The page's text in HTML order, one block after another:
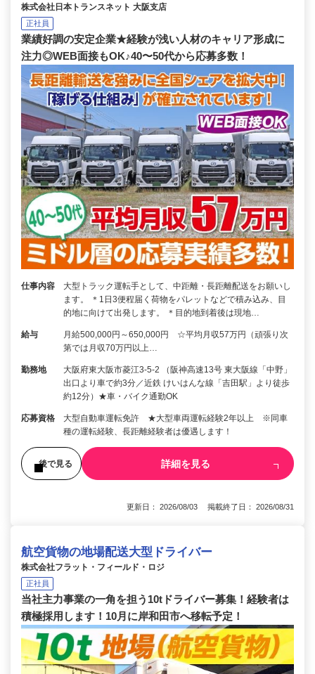
株式会社日本トランスネット 大阪支店
正社員
業績好調の安定企業★経験が浅い人材のキャリア形成に
注力◎WEB面接もOK♪40〜50代から応募多数！
仕事内容
大型トラック運転手として、中距離・長距離配送をお願いし
ます。 ＊1日3便程届く荷物をパレットなどで積み込み、目
的地に向けて出発します。 ＊目的地到着後は現地…
給与
月給500,000円～650,000円 ☆平均月収57万円（頑張り次
第では月収70万円以上…
勤務地
大阪府東大阪市菱江3-5-2 （阪神高速13号 東大阪線「中野」
出口より車で約3分／近鉄 けいはんな線「吉田駅」より徒歩
約12分）★車・バイク通勤OK
応募資格
大型自動車運転免許 ★大型車両運転経験2年以上 ※同車
種の運転経験、長距離経験者は優遇します！
後で見る 詳細を見る
更新日： 2026/08/03 掲載終了日： 2026/08/31
航空貨物の地場配送大型ドライバー
株式会社フラット・フィールド・ロジ
正社員
当社主力事業の一角を担う10tドライバー募集！経験者は
積極採用します！10月に岸和田市へ移転予定！